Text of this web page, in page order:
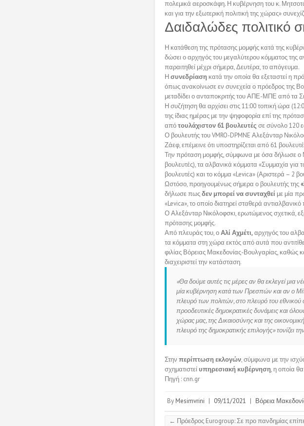
πολεμικά αεροσκάφη. Η κυβέρνηση του κ.
και για την εξωτερική πολιτική της χώρας»
Δαιδαλώδες πολιτικό
Η κατάθεση της πρότασης μομφής κατά της
δώσει ο αρχηγός του μεγαλύτερου κόμματος της
παραιτηθεί μέχρι σήμερα, Δευτέρα, το απόγευμα.
Ησυνεδρίαση κατά την οποία θα εξεταστεί η
όπως ανακοίνωσε εν συνεχεία ο πρόεδρος της
μεταδίδει ο ανταποκριτής του ΑΠΕ-ΜΠΕ από τα
Η συζήτηση θα αρχίσει στις 11:00 τοπική ώρα
της ίδιας ημέρας με την ψηφοφορία επί της
απότουλάχιστον 61 βουλευτές σε σύνολο 120
Ο βουλευτής του VMRO-DPMNE Αλεξάνταρ
Ζάεφ, επέμεινε ότι υποστηρίζεται από 61
Την πρόταση μομφής, σύμφωνα με όσα δήλωσε ο
βουλευτές), τα αλβανικά κόμματα «Συμμαχία για
βουλευτές) και το κόμμα «Levica» (Αριστερά – 2
Ωστόσο, προηγουμένως σήμερα ο βουλευτής της
δήλωσε πωςδεν μπορεί να συνταχθεί με μία
«Levica», το οποίο διατηρεί σταθερά αντιαλβανικό
Ο Αλεξάνταρ Νικόλοφσκι, ερωτώμενος σχετικά,
πρότασης μομφής.
Από πλευράς του, οΑλί Αχμέτι,αρχηγός του
τα κόμματα στη χώρα εκτός από αυτά που
φιλίας Βόρειας Μακεδονίας-Βουλγαρίας, καθώς
διαχειριστεί την κατάσταση.
«Θα δούμε αυτές τις μέρες αν θα εκλεγεί μια
μία κυβέρνηση κατά των Πρεσπών και αν ο
πλευρό των πολιτών, στο πλευρό του
προοδευτικές δημοκρατικές δυνάμεις και
χώρας μας, της Δικαιοσύνης και της
πλευρό της δημοκρατικής επιλογής» τονίζει
Στην περίπτωση εκλογών, σύμφωνα με την
σχηματιστείυπηρεσιακή κυβέρνηση, η οποία
Πηγή : cnn.gr
By Mesimvrini | 09/11/2021 | Βόρεια
← Πρόεδρος Eurogroup: Σε προ πανδημίας